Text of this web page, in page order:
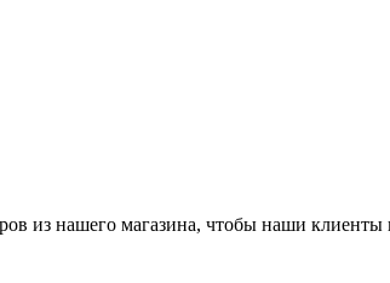
из нашего магазина, чтобы наши